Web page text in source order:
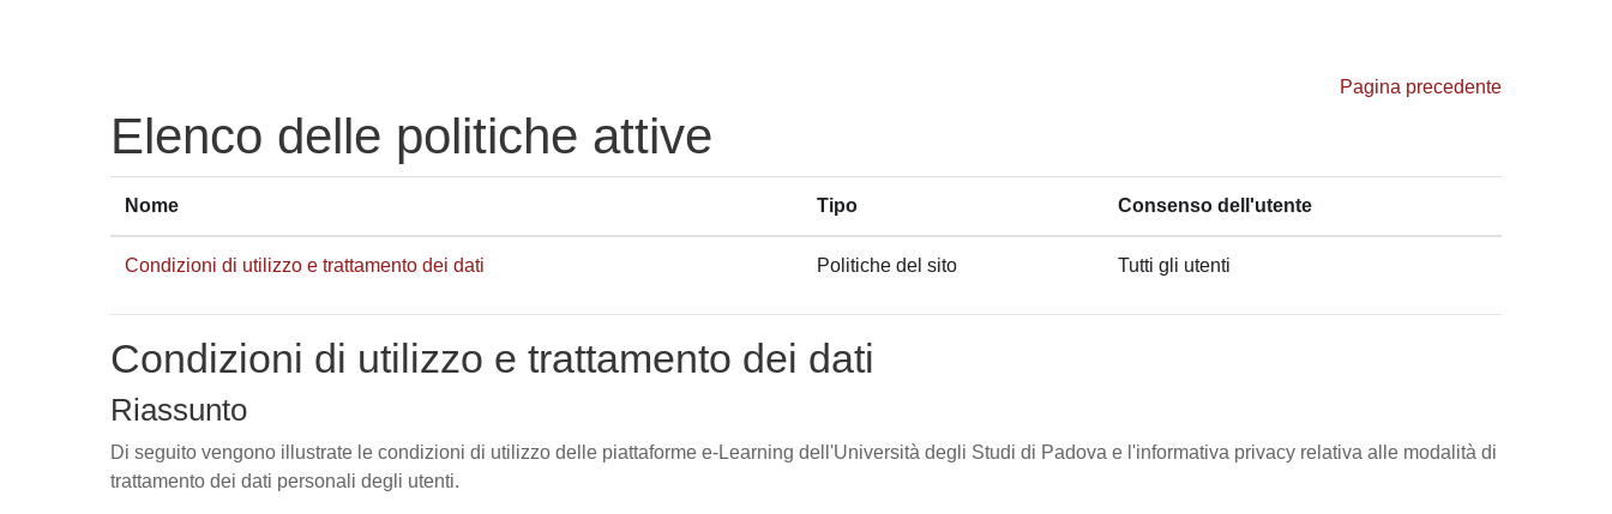
Pagina precedente
Elenco delle politiche attive
Nome Tipo Consenso dell'utente
Condizioni di utilizzo e trattamento dei dati Politiche del sito Tutti gli utenti
Condizioni di utilizzo e trattamento dei dati
Riassunto
Di seguito vengono illustrate le condizioni di utilizzo delle piattaforme e-Learning dell'Università degli Studi di Padova e l'informativa privacy relativa alle modalità di
trattamento dei dati personali degli utenti.